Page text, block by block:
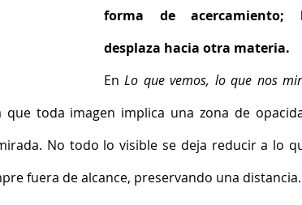
forma de acercamiento;
desplaza hacia otra materia.
En Lo que vemos, lo que nos
que toda imagen implica una zona de
No todo lo visible se deja reducir a lo
fuera de alcance, preservando una distancia.